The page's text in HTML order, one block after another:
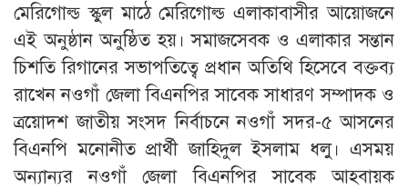
মেরিগোল্ড স্কুল মাঠে মেরিগোল্ড এলাকাবাসীর আয়োজনে
এই অনুষ্ঠান অনুষ্ঠিত হয়। সমাজসেবক ও এলাকার সন্তান
চিশতি রিগানের সভাপতিত্বে প্রধান অতিথি হিসেবে বক্তব্য
রাখেন নওগাঁ জেলা বিএনপির সাবেক সাধারণ সম্পাদক ও
ত্রয়োদশ জাতীয় সংসদ নির্বাচনে নওগাঁ সদর-৫ আসনের
বিএনপি মনোনীত প্রার্থী জাহিদুল ইসলাম ধলু। এসময়
অন্যান্যর নওগাঁ জেলা বিএনপির সাবেক আহবায়ক